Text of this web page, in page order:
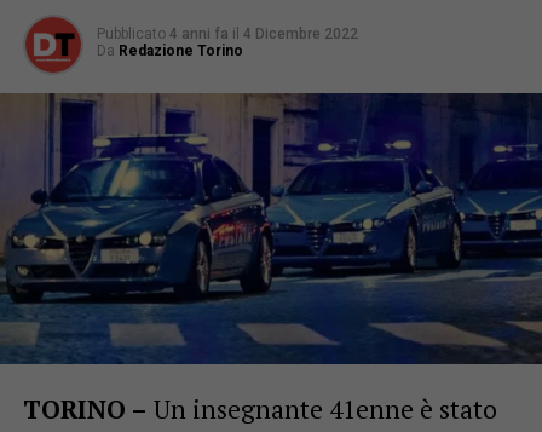
Pubblicato 4 anni fa il 4 Dicembre 2022
Da Redazione Torino
TORINO – Un insegnante 41enne è stato